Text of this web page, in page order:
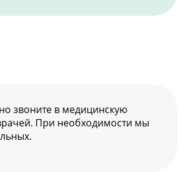
звоните в медицинскую
При необходимости мы